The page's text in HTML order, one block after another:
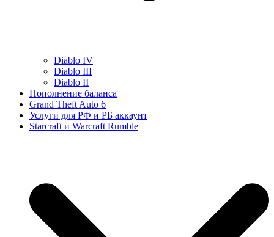
Diablo IV
Diablo III
Diablo II
Пополнение баланса
Grand Theft Auto 6
Услуги для РФ и РБ аккаунт
Starcraft и Warcraft Rumble